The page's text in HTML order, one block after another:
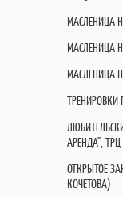
МАСЛЕНИЦА
МАСЛЕНИЦА
МАСЛЕНИЦА
ТРЕНИРОВКИ
АРЕНДА", ТРЦ
ОТКРЫТОЕ
КОЧЕТОВА)